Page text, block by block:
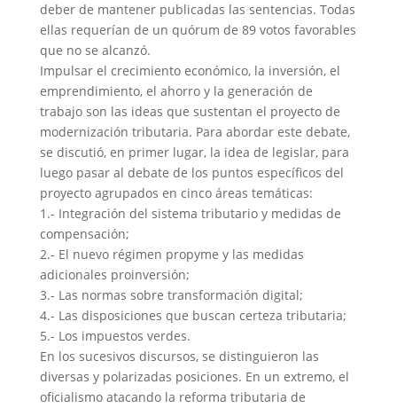
deber de mantener publicadas las sentencias. Todas
ellas requerían de un quórum de 89 votos favorables
que no se alcanzó.
Impulsar el crecimiento económico, la inversión, el
emprendimiento, el ahorro y la generación de
trabajo son las ideas que sustentan el proyecto de
modernización tributaria. Para abordar este debate,
se discutió, en primer lugar, la idea de legislar, para
luego pasar al debate de los puntos específicos del
proyecto agrupados en cinco áreas temáticas:
1.- Integración del sistema tributario y medidas de
compensación;
2.- El nuevo régimen propyme y las medidas
adicionales proinversión;
3.- Las normas sobre transformación digital;
4.- Las disposiciones que buscan certeza tributaria;
5.- Los impuestos verdes.
En los sucesivos discursos, se distinguieron las
diversas y polarizadas posiciones. En un extremo, el
oficialismo atacando la reforma tributaria de